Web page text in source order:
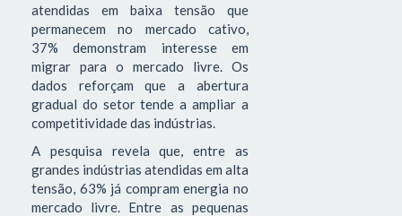
atendidas em baixa tensão que
permanecem no mercado cativo,
37% demonstram interesse em
migrar para o mercado livre. Os
dados reforçam que a abertura
gradual do setor tende a ampliar a
competitividade das indústrias.
A pesquisa revela que, entre as
grandes indústrias atendidas em alta
tensão, 63% já compram energia no
mercado livre. Entre as pequenas